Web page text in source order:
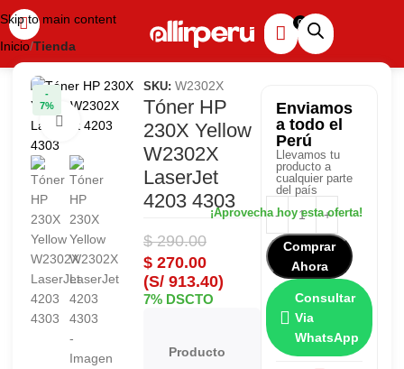
Skip to main content
Inicio Tienda
-
7%
Haga clic para ampliar
SKU: W2302X
Tóner HP
230X Yellow
W2302X
LaserJet
4203 4303
$290.00
$ 270.00
(S/ 913.40)
7% DSCTO
Producto
HP
203X
Enviamos
a todo el
Perú
Llevamos tu
producto a
cualquier parte
del país
Comprar
Ahora
Consultar
Via
WhatsApp